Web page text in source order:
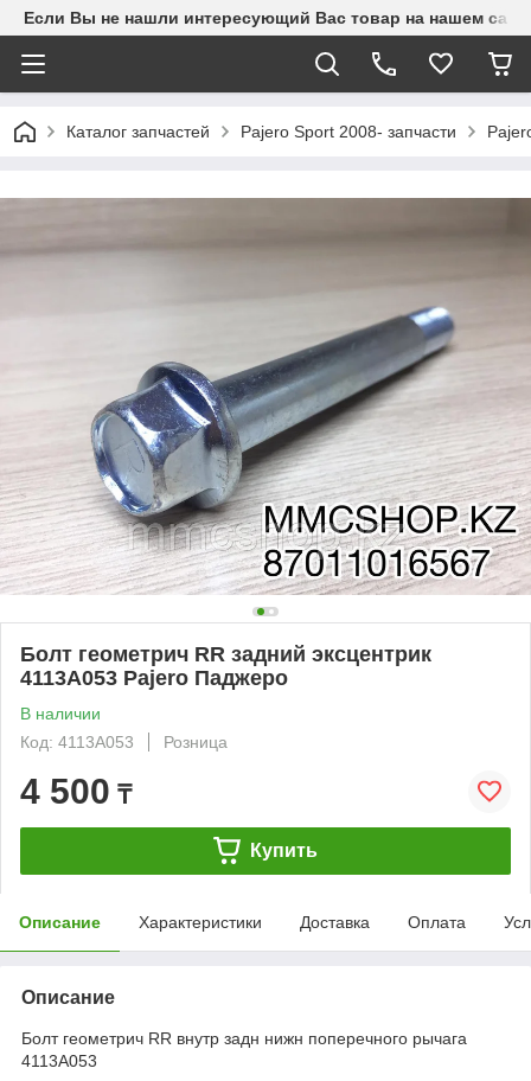
Если Вы не нашли интересующий Вас товар на нашем
Каталог запчастей Pajero Sport 2008- запчасти
Болт геометрич RR задний эксцентрик
4113A053 Pajero Паджеро
В наличии
Код: 4113А053
Розница
4 500 ₸
Купить
Описание Характеристики Доставка Оплата
Описание
Болт геометрич RR внутр задн нижн поперечного рычага
4113A053